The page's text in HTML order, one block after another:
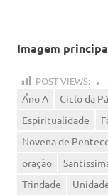
Imagem
POST VIEWS:
Ano A Ciclo da
Espiritualidade
Novena de
oração
Trindade